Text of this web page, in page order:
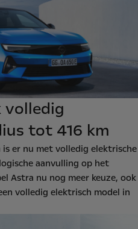
volledig
tot 416 km
er nu met volledig elektrische
aanvulling op het
Astra nu nog meer keuze, ook
volledig elektrisch model in